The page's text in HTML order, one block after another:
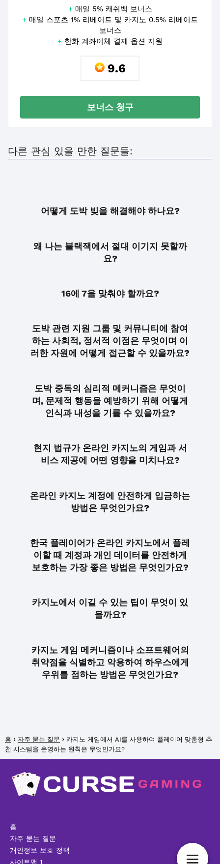
+ 매일 5% 캐쉬백 보너스
+ 매일 스포츠 1% 리베이트 및 카지노 0.5% 리베이트
보너스
+ 한화 계좌이체 결제 옵션 지원
9.6
보너스 청구
다른 관심 있을 만한 질문들:
어떻게 도박 빚을 해결해야 하나요?
왜 나는 블랙잭에서 절대 이기지 못할까
요?
16에 7을 맞춰야 할까요?
도박 관련 지원 그룹 및 커뮤니티에 참여
하는 사회적, 정서적 이점은 무엇이며 이
러한 자원에 어떻게 접근할 수 있을까요?
도박 중독의 심리적 메커니즘은 무엇이
며, 문제적 행동을 예방하기 위해 어떻게
인식과 내성을 기를 수 있을까요?
현지 법규가 온라인 카지노의 게임과 서
비스 제공에 어떤 영향을 미치나요?
온라인 카지노 계정에 안전하게 입금하는
방법은 무엇인가요?
한국 플레이어가 온라인 카지노에서 플레
이할 때 계정과 개인 데이터를 안전하게
보호하는 가장 좋은 방법은 무엇인가요?
카지노에서 이길 수 있는 팁이 무엇이 있
을까요?
카지노 게임 메커니즘이나 소프트웨어의
취약점을 식별하고 악용하여 하우스에게
우위를 점하는 방법은 무엇인가요?
홈 자주 묻는 질문
카지노 게임에서 AI를 사용하여 플레이어 맞춤형 추
천 시스템을 운영하는 원칙은 무엇인가요?
홈
자주 묻는 질문
개인정보 보호 정책
사이트맵 1